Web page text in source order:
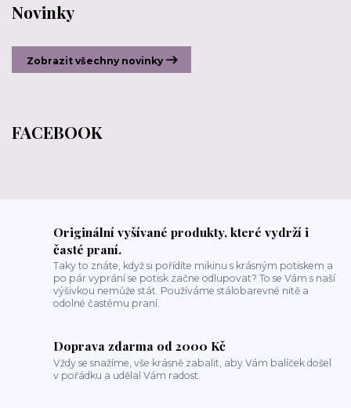
Novinky
Zobrazit všechny novinky
FACEBOOK
Originální vyšívané produkty, které vydrží i
časté praní.
Taky to znáte, když si pořídíte mikinu s krásným potiskem a
po pár vyprání se potisk začne odlupovat? To se Vám s naší
výšivkou nemůže stát. Používáme stálobarevné nitě a
odolné častému praní.
Doprava zdarma od 2000 Kč
Vždy se snažíme, vše krásně zabalit, aby Vám balíček došel
v pořádku a udělal Vám radost.